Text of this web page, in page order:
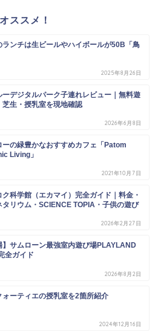
ススメ！
ランチは生ビールやハイボールが50B「鳥
2025年8月26日
ーデジタルパーク子連れレビュー｜無料遊
芝生・授乳室を現地確認
2026年6月8日
ーの緑豊かなおすすめカフェ「Patom
Living」
2021年10月7日
ク科学館（エカマイ）完全ガイド｜料金・
タリウム・SCIENCE TOPIA・子供の遊び
2026年2月27日
】サムローン最強室内遊び場PLAYLAND
全ガイド
2026年8月2日
ォーティエの授乳室を2箇所紹介
2024年12月16日